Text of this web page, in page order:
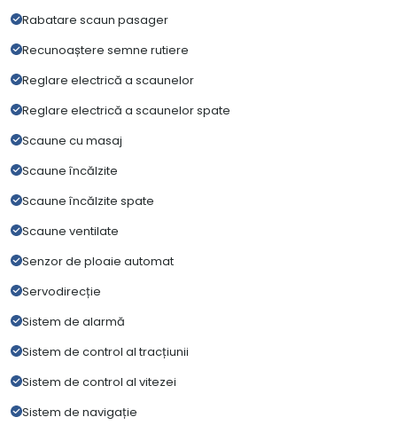
Rabatare scaun pasager
Recunoaștere semne rutiere
Reglare electrică a scaunelor
Reglare electrică a scaunelor spate
Scaune cu masaj
Scaune încălzite
Scaune încălzite spate
Scaune ventilate
Senzor de ploaie automat
Servodirecție
Sistem de alarmă
Sistem de control al tracțiunii
Sistem de control al vitezei
Sistem de navigație